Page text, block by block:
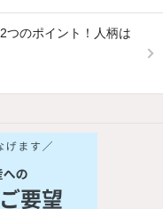
つのポイント！人柄は